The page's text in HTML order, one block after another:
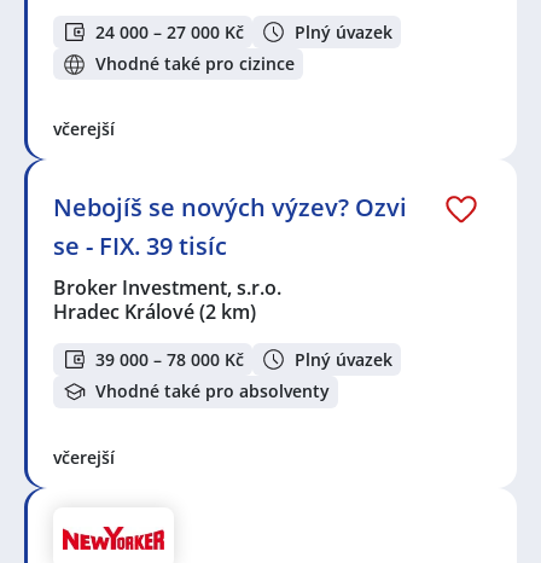
24 000 – 27 000 Kč
Plný úvazek
Vhodné také pro cizince
včerejší
Nebojíš se nových výzev? Ozvi
se - FIX. 39 tisíc
Broker Investment, s.r.o.
Hradec Králové(2 km)
39 000 – 78 000 Kč
Plný úvazek
Vhodné také pro absolventy
včerejší